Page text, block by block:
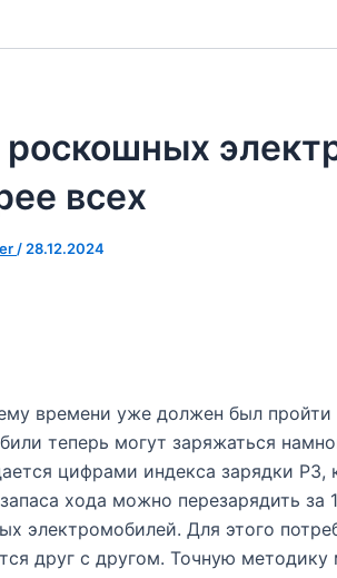
роскошных
всех
/ 28.12.2024
времени уже должен был пройти
теперь могут заряжаться
цифрами индекса зарядки
хода можно перезарядить
электромобилей. Для этого
друг с другом. Точную